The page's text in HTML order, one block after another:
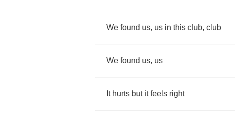
We found us, us in this club, club
We found us, us
It hurts but it feels right